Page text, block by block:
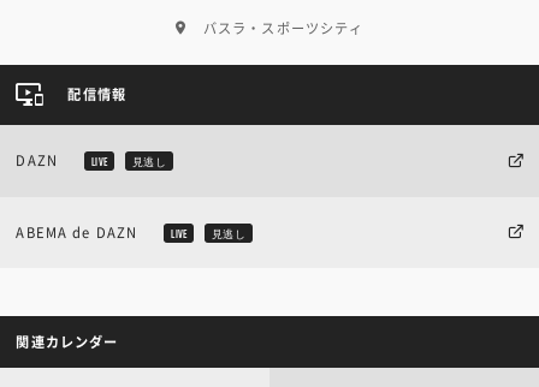
バスラ・スポーツシティ
配信情報
DAZN LIVE 見逃し
ABEMA de DAZN LIVE 見逃し
関連カレンダー